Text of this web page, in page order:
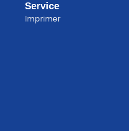
Service
Imprimer